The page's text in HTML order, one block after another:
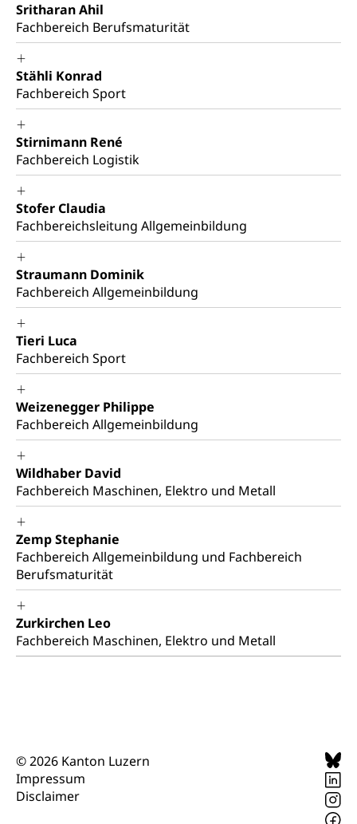
Sritharan Ahil
Fachbereich Berufsmaturität
Stähli Konrad
Fachbereich Sport
Stirnimann René
Fachbereich Logistik
Stofer Claudia
Fachbereichsleitung Allgemeinbildung
Straumann Dominik
Fachbereich Allgemeinbildung
Tieri Luca
Fachbereich Sport
Weizenegger Philippe
Fachbereich Allgemeinbildung
Wildhaber David
Fachbereich Maschinen, Elektro und Metall
Zemp Stephanie
Fachbereich Allgemeinbildung und Fachbereich
Berufsmaturität
Zurkirchen Leo
Fachbereich Maschinen, Elektro und Metall
© 2026 Kanton Luzern
Impressum
Disclaimer